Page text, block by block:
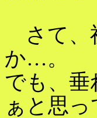
さて、
か…。
でも、
ぁと思